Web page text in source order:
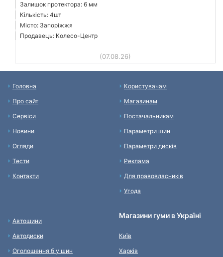
Залишок протектора: 6 мм
Кількість: 4шт
Місто: Запоріжжя
Продавець: Колесо-Центр
(07.08.26)
Головна
Про сайт
Сервіси
Новини
Огляди
Тести
Контакти
Користувачам
Магазинам
Постачальникам
Параметри шин
Параметри дисків
Реклама
Для правовласників
Угода
Автошини
Автодиски
Оголошення б у шин
Магазини гуми в Україні
Київ
Харків